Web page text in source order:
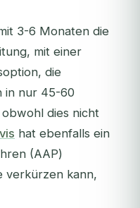
3-6 Monaten die
mit einer
die
in nur 45-60
dies nicht
hat ebenfalls ein
(AAP)
verkürzen kann,